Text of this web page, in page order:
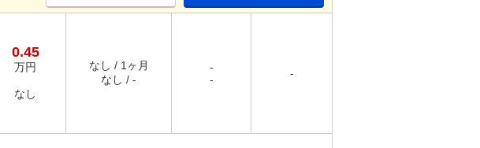
0.45
万円
なし
なし / 1ヶ月
なし / -
-
-
-